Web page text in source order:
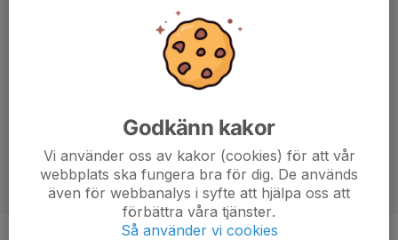
Godkänn kakor
Vi använder oss av kakor (cookies) för att vår
webbplats ska fungera bra för dig. De används
även för webbanalys i syfte att hjälpa oss att
förbättra våra tjänster.
Så använder vi cookies